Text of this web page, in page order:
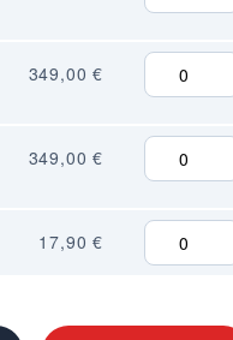
349,00 €
349,00 €
17,90 €